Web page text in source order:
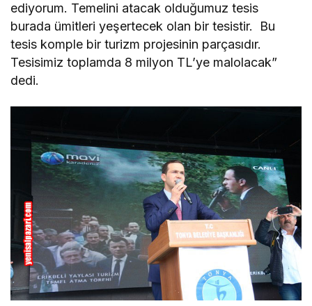
ediyorum. Temelini atacak olduğumuz tesis
burada ümitleri yeşertecek olan bir tesistir. Bu
tesis komple bir turizm projesinin parçasıdır.
Tesisimiz toplamda 8 milyon TL’ye malolacak”
dedi.